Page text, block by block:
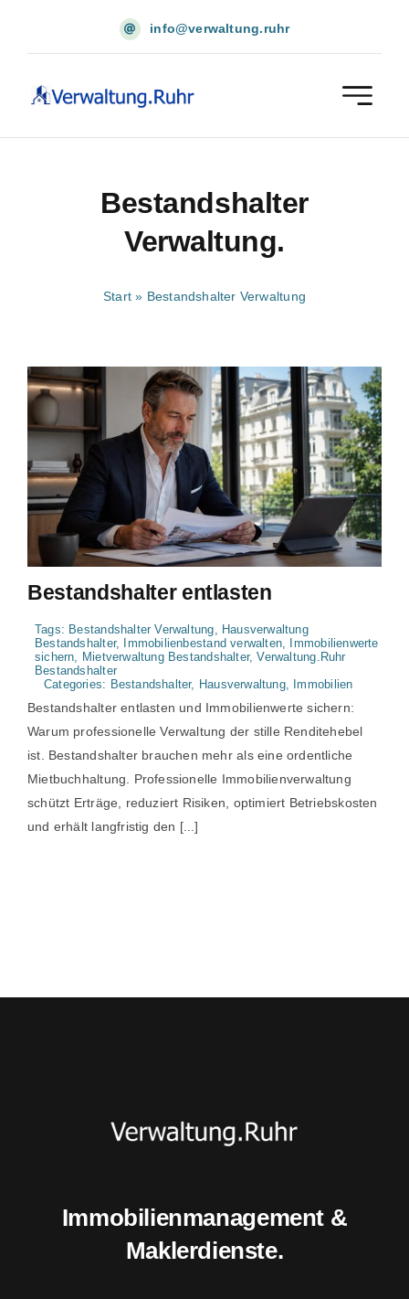
content
info@verwaltung.ruhr
Bestandshalter
Verwaltung.
Start » Bestandshalter Verwaltung
Bestandshalter entlasten
Tags: Bestandshalter Verwaltung, Hausverwaltung
Bestandshalter, Immobilienbestand verwalten,
Immobilienwerte
sichern, Mietverwaltung Bestandshalter,Verwaltung.Ruhr
Bestandshalter
Categories: Bestandshalter, Hausverwaltung, Immobilien
Bestandshalter entlasten und Immobilienwerte sichern:
Warum professionelle Verwaltung der stille Renditehebel
ist. Bestandshalter brauchen mehr als eine ordentliche
Mietbuchhaltung. Professionelle Immobilienverwaltung
schützt Erträge, reduziert Risiken, optimiert Betriebskosten
und erhält langfristig den [...]
Immobilienmanagement &
Maklerdienste.